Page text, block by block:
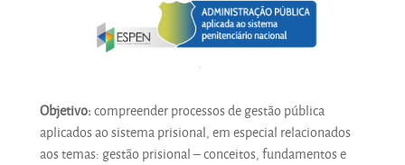
Objetivo:compreender processos de gestão pública
aplicados ao sistema prisional, em especial relacionados
aos temas: gestão prisional – conceitos, fundamentos e